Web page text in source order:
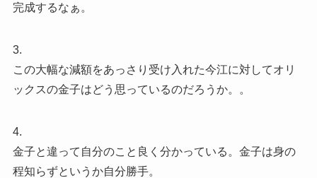
完成するなぁ。
3.
この大幅な減額をあっさり受け入れた今江に対してオリ
ックスの金子はどう思っているのだろうか。。
4.
金子と違って自分のこと良く分かっている。金子は身の
程知らずというか自分勝手。